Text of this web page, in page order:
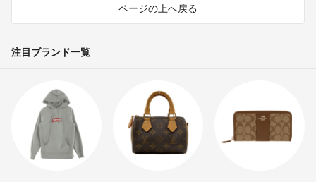
ページの上へ戻る
注目ブランド一覧